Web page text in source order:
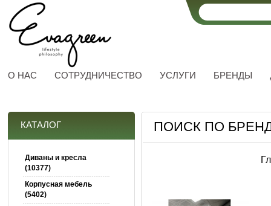
О НАС СОТРУДНИЧЕСТВО УСЛУГИ БРЕНДЫ
КАТАЛОГ
Диваны и кресла
(10377)
Корпусная мебель
(5402)
ПОИСК ПО